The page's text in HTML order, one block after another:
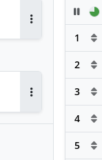
Antworten
1
2
3
4
5